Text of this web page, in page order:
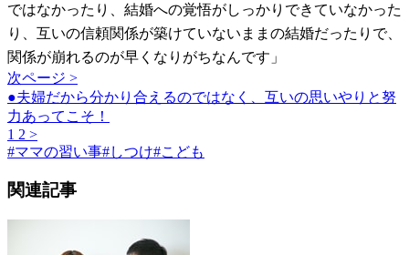
ではなかったり、結婚への覚悟がしっかりできていなかった
り、互いの信頼関係が築けていないままの結婚だったりで、
関係が崩れるのが早くなりがちなんです」
次ページ >
●夫婦だから分かり合えるのではなく、互いの思いやりと努
力あってこそ！
1 2 >
#ママの習い事#しつけ#こども
関連記事